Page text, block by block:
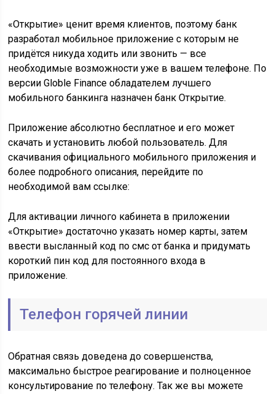
«Открытие» ценит время клиентов, поэтому банк
разработал мобильное приложение с которым не
придётся никуда ходить или звонить — все
необходимые возможности уже в вашем телефоне. По
версии Globle Finance обладателем лучшего
мобильного банкинга назначен банк Открытие.
Приложение абсолютно бесплатное и его может
скачать и установить любой пользователь. Для
скачивания официального мобильного приложения и
более подробного описания, перейдите по
необходимой вам ссылке:
Для активации личного кабинета в приложении
«Открытие» достаточно указать номер карты, затем
ввести высланный код по смс от банка и придумать
короткий пин код для постоянного входа в
приложение.
Телефон горячей линии
Обратная связь доведена до совершенства,
максимально быстрое реагирование и полноценное
консультирование по телефону. Так же вы можете